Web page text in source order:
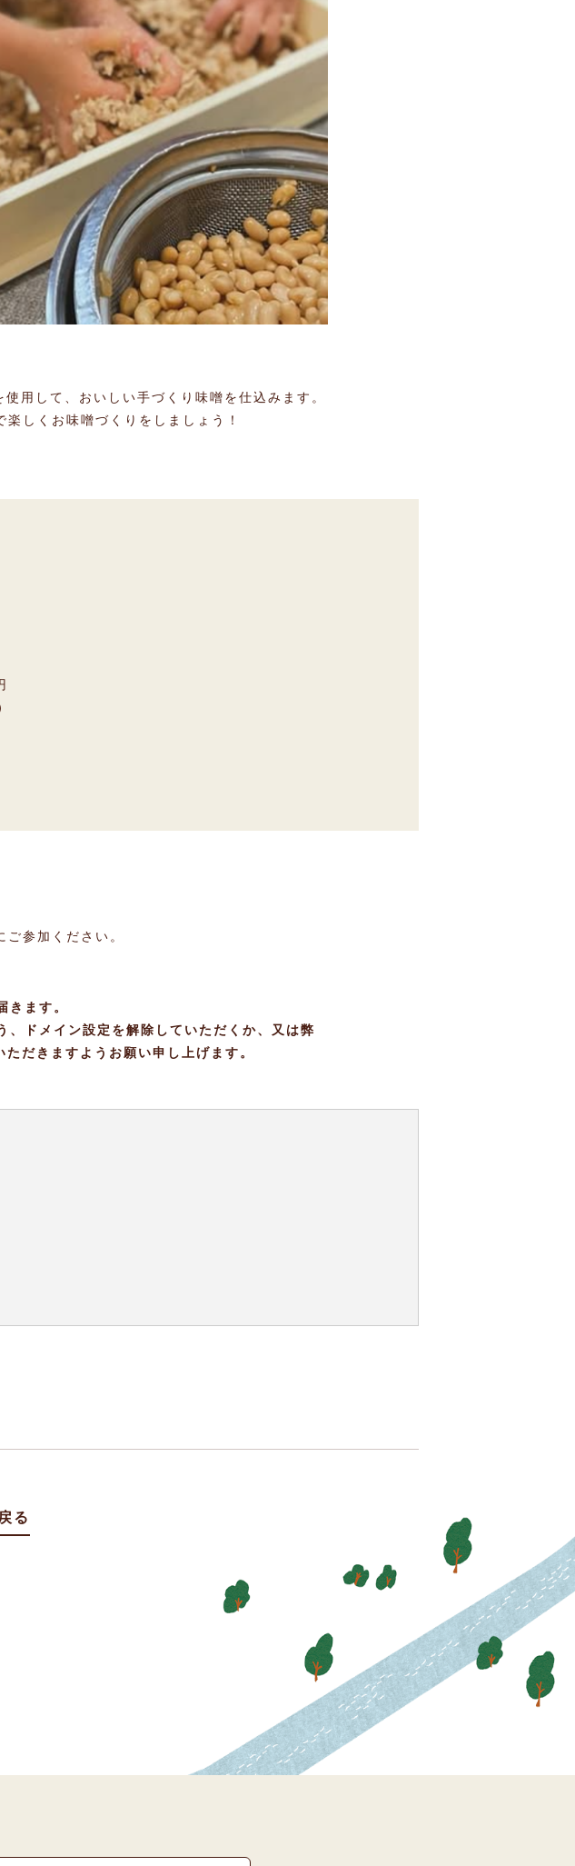
用して、おいしい手づくり味噌を仕込みます。
しくお味噌づくりをしましょう！
参加ください。
きます。
、ドメイン設定を解除していただくか、又は弊
きますようお願い申し上げます。
る